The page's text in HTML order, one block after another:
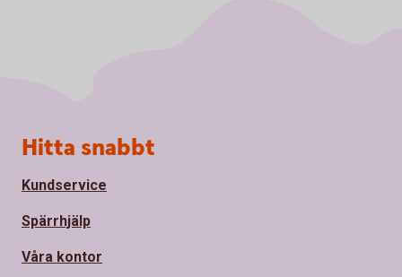
Sidfot
Hitta snabbt
Kundservice
Spärrhjälp
Våra kontor